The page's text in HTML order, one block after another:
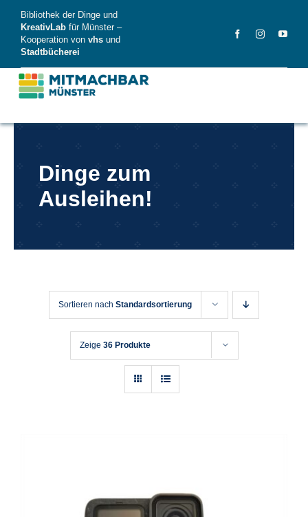
content
Bibliothek der Dinge und
KreativLab für Münster –
Kooperation von vhs und
Stadtbücherei
Dinge
FAQ
Dinge zum
Ausleihen!
Sortieren nach Standardsortierung
Zeige 36 Produkte